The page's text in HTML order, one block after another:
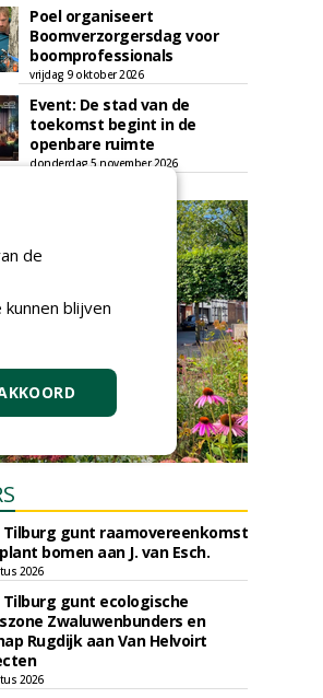
Poel organiseert
Boomverzorgersdag voor
boomprofessionals
vrijdag 9 oktober 2026
Event: De stad van de
toekomst begint in de
openbare ruimte
donderdag 5 november 2026
Tilburg gunt raamovereenkomst
bomen aan J. van Esch.
2026
gunt ecologische
Zwaluwenbunders en
Rugdijk aan Van Helvoirt
2026
de
blijven